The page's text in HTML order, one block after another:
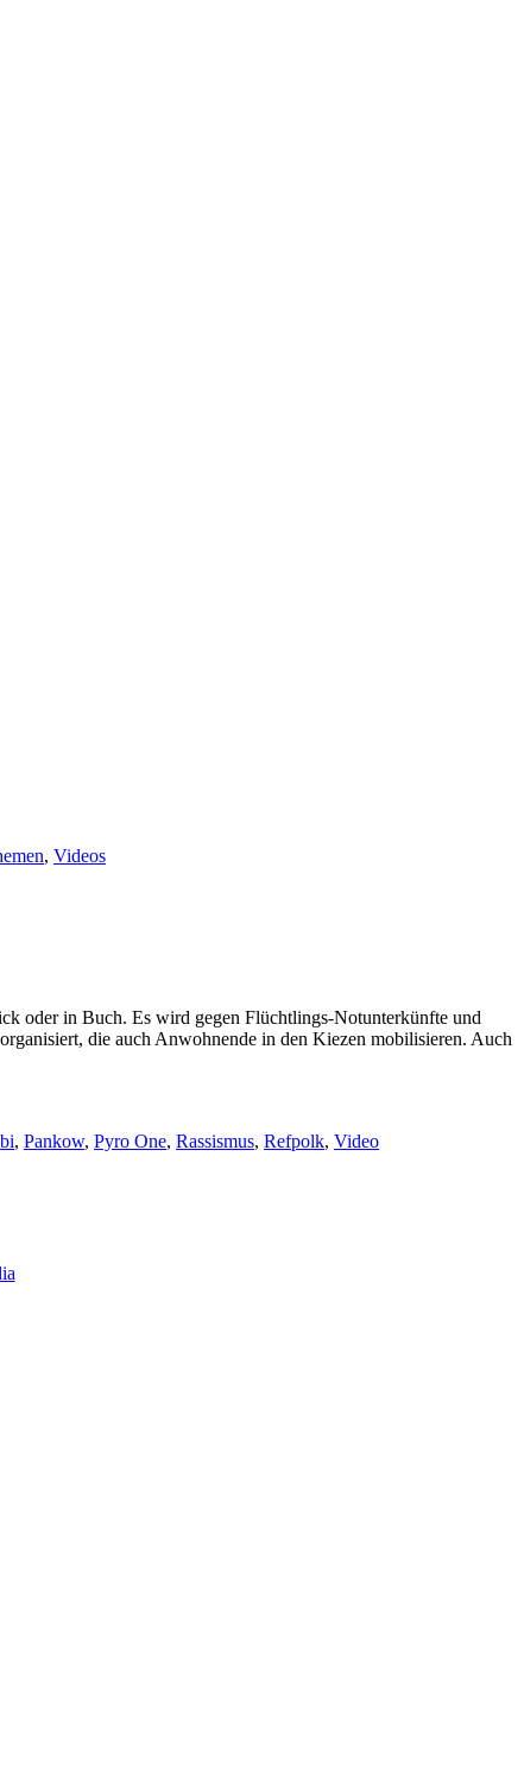
, Videos
oder in Buch. Es wird gegen Flüchtlings-Notunterkünfte und
die auch Anwohnende in den Kiezen mobilisieren. Auch
, Pankow, Pyro One, Rassismus, Refpolk, Video